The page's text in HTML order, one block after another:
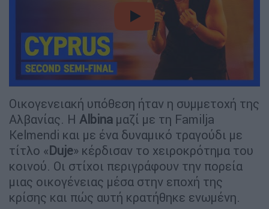
video
Οικογενειακή υπόθεση ήταν η συμμετοχή της
Αλβανίας. Η Albina μαζί με τη Familja
Kelmendi και με ένα δυναμικό τραγούδι με
τίτλο «Duje» κέρδισαν το χειροκρότημα του
κοινού. Οι στίχοι περιγράφουν την πορεία
μιας οικογένειας μέσα στην εποχή της
κρίσης και πώς αυτή κρατήθηκε ενωμένη.